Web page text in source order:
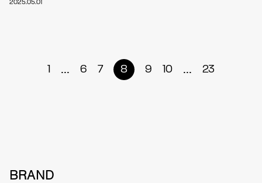
2025.05.01
1 ... 6 7 8 9 10 ... 23
BRAND